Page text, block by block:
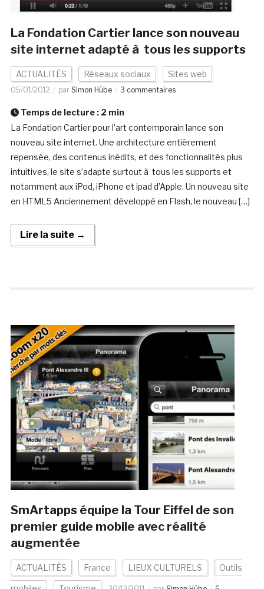
La Fondation Cartier lance son nouveau
site internet adapté à tous les supports
ACTUALITÉS Réseaux sociaux Sites web
05/01/2012 par Simon Hübe 3 commentaires
Temps de lecture : 2 min
La Fondation Cartier pour l’art contemporain lance son
nouveau site internet. Une architecture entièrement
repensée, des contenus inédits, et des fonctionnalités plus
intuitives, le site s’adapte surtout à tous les supports et
notamment aux iPod, iPhone et ipad d’Apple. Un nouveau site
en HTML5 Anciennement développé en Flash, le nouveau […]
Lire la suite →
SmArtapps équipe la Tour Eiffel de son
premier guide mobile avec réalité
augmentée
ACTUALITÉS France LIEUX CULTURELS Outils